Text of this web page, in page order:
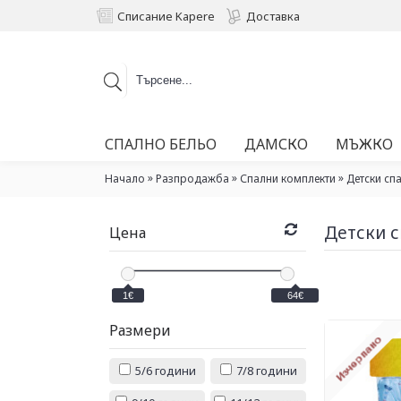
Списание Kapere Доставка
СПАЛНО БЕЛЬО ДАМСКО МЪЖКО
Начало »Разпродажба »Спални комплекти »Детски
Цена
1€ 64€
Размери
5/6 години
7/8 години
Детски